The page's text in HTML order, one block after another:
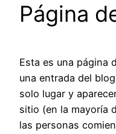
Página
Esta es una página
una entrada del
solo lugar y
sitio (en la mayoría
las personas